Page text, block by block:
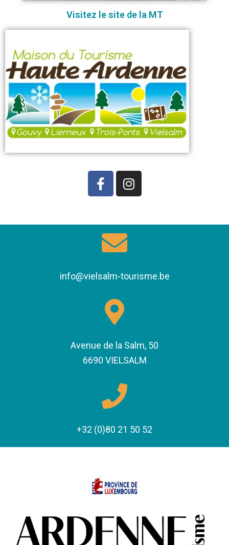
Visitez le site de la MT
info@vielsalm-tourisme.be
Avenue de la Salm, 50
6690 VIELSALM
+32 (0)80 21 50 52